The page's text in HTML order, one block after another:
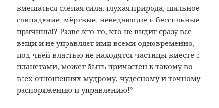
вмешаться слепая сила, глухая природа, шальное
совпадение, мёртвые, неведающие и бессильные
причины!? Разве кто-то, кто не видит сразу все
вещи и не управляет ими всеми одновременно,
под чьей властью не находятся частицы вместе с
планетами, может быть причастен к такому во
всех отношениях мудрому, чудесному и точному
распоряжению и управлению!?